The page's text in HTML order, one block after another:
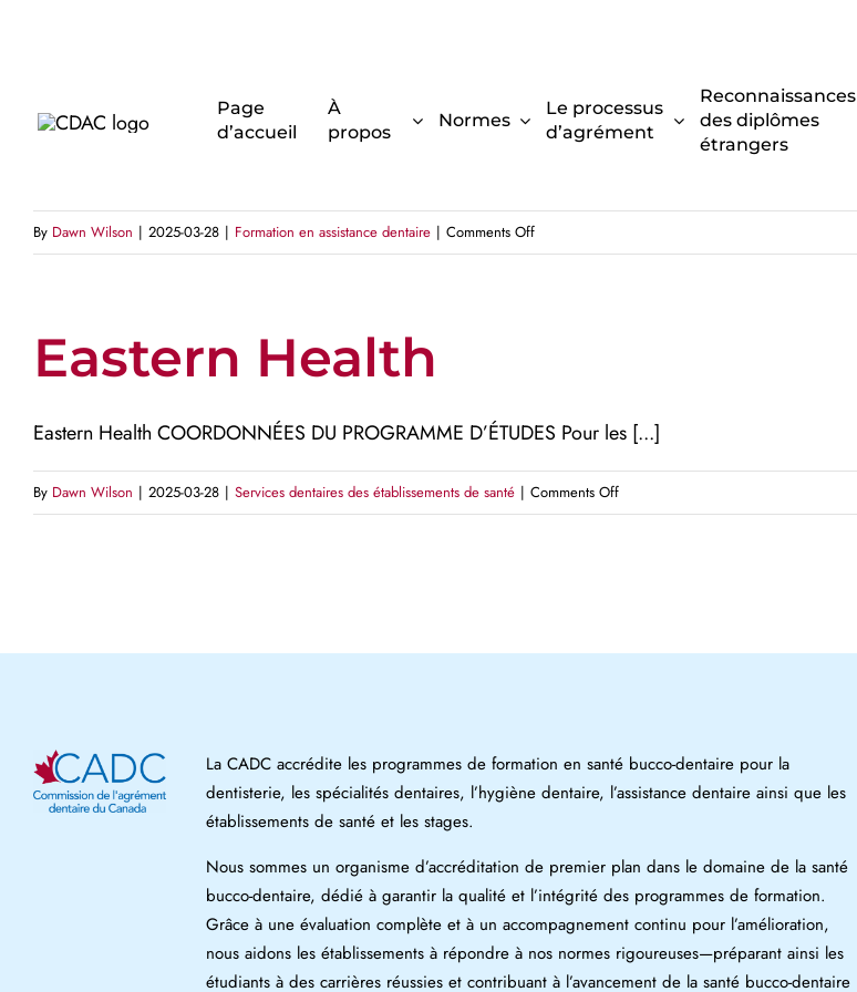
Page
d’accueil
À
propos
Normes
Le processus
d’agrément
Reconnaissances
des diplômes
étrangers
Keyin College
By Dawn Wilson | 2025-03-28 | Formation en assistance dentaire | Comments Offon
Keyin
Eastern Health
Eastern Health COORDONNÉES DU PROGRAMME D’ÉTUDES Pour les [...]
By Dawn Wilson | 2025-03-28 | Services dentaires des établissements de santé | Comments Offon
Eastern
La CADC accrédite les programmes de formation en santé bucco-dentaire pour la
dentisterie, les spécialités dentaires, l’hygiène dentaire, l’assistance dentaire ainsi que les
établissements de santé et les stages.
Nous sommes un organisme d’accréditation de premier plan dans le domaine de la santé
bucco-dentaire, dédié à garantir la qualité et l’intégrité des programmes de formation.
Grâce à une évaluation complète et à un accompagnement continu pour l’amélioration,
nous aidons les établissements à répondre à nos normes rigoureuses—préparant ainsi les
étudiants à des carrières réussies et contribuant à l’avancement de la santé bucco-dentaire